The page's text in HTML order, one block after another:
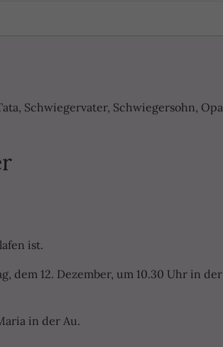
Schwiegervater, Schwiegersohn, Opa
ist.
dem 12. Dezember, um 10.30 Uhr in der
in der Au.